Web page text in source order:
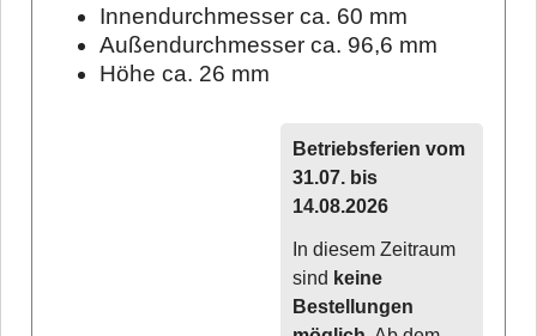
Innendurchmesser ca. 60 mm
Außendurchmesser ca. 96,6 mm
Höhe ca. 26 mm
Betriebsferien vom
31.07. bis
14.08.2026
In diesem Zeitraum
sind keine
Bestellungen